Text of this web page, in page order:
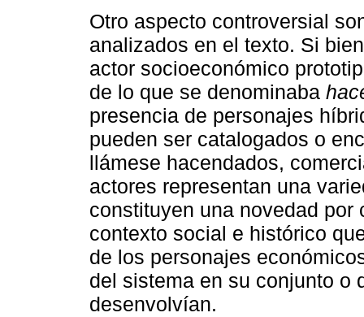
Otro aspecto controversial
analizados en el texto. Si
actor socioeconómico
de lo que se denominaba
presencia de personajes
pueden ser catalogados o
llámese hacendados,
actores representan una
constituyen una novedad
contexto social e histórico
de los personajes
del sistema en su conjunto o
desenvolvían.